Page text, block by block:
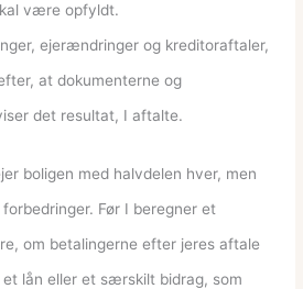
være opfyldt.
ejerændringer og kreditoraftaler,
at dokumenterne og
det resultat, I aftalte.
boligen med halvdelen hver, men
Før I beregner et
om betalingerne efter jeres aftale
lån eller et særskilt bidrag, som